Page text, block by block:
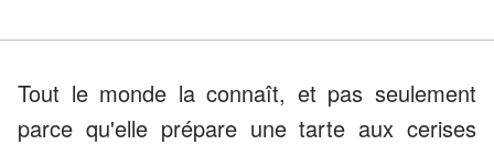
Tout le monde la connaît, et pas seulement
parce qu'elle prépare une tarte aux cerises